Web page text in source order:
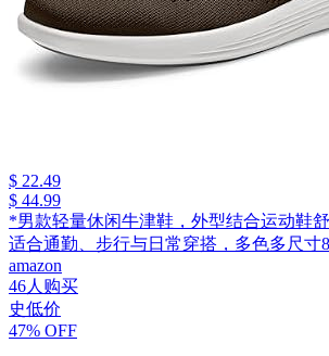
$ 22.49
$ 44.99
*男款轻量休闲牛津鞋，外型结合运动鞋
适合通勤、步行与日常穿搭，多色多尺寸
amazon
46人购买
史低价
47% OFF